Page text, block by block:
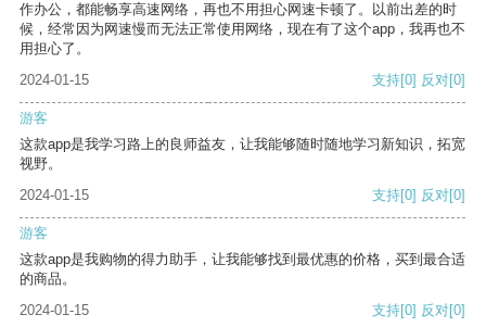
作办公，都能畅享高速网络，再也不用担心网速卡顿了。以前出差的时
候，经常因为网速慢而无法正常使用网络，现在有了这个app，我再也不
用担心了。
2024-01-15
支持[0] 反对[0]
游客
这款app是我学习路上的良师益友，让我能够随时随地学习新知识，拓宽
视野。
2024-01-15
支持[0] 反对[0]
游客
这款app是我购物的得力助手，让我能够找到最优惠的价格，买到最合适
的商品。
2024-01-15
支持[0] 反对[0]